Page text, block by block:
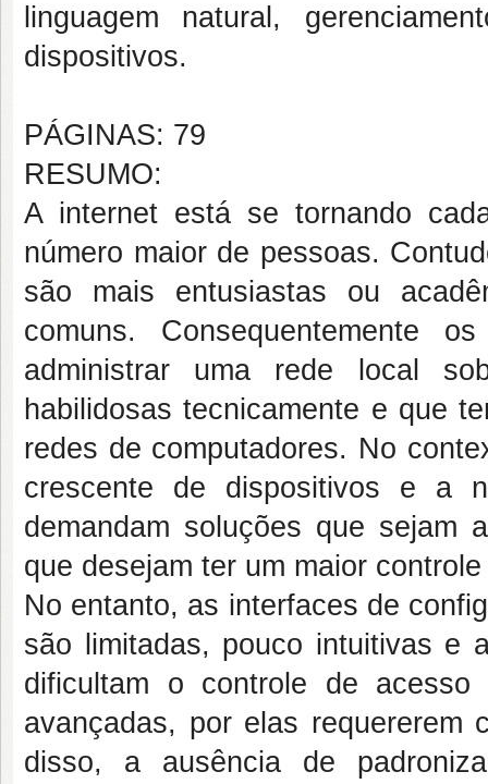
linguagem natural,
dispositivos.
PÁGINAS: 79
RESUMO:
A internet está se tornando
número maior de pessoas.
são mais entusiastas ou
comuns. Consequentemente
administrar uma rede local
habilidosas tecnicamente e que
redes de computadores. No
crescente de dispositivos e a
demandam soluções que sejam
que desejam ter um maior
No entanto, as interfaces de
são limitadas, pouco intuitivas e
dificultam o controle de
avançadas, por elas requererem
disso, a ausência de